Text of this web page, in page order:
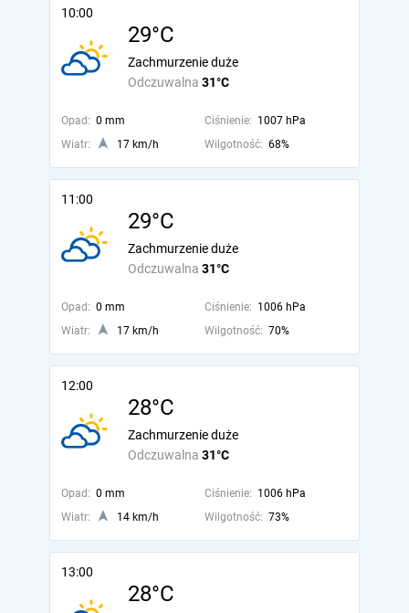
10:00
29°C
Odczuwalna 31°C
Zachmurzenie duże
Opad: 0 mm Ciśnienie: 1007 hPa
Wiatr:
17 km/h Wilgotność: 68%
11:00
29°C
Odczuwalna 31°C
Zachmurzenie duże
Opad: 0 mm Ciśnienie: 1006 hPa
Wiatr:
17 km/h Wilgotność: 70%
12:00
28°C
Odczuwalna 31°C
Zachmurzenie duże
Opad: 0 mm Ciśnienie: 1006 hPa
Wiatr:
14 km/h Wilgotność: 73%
13:00
28°C